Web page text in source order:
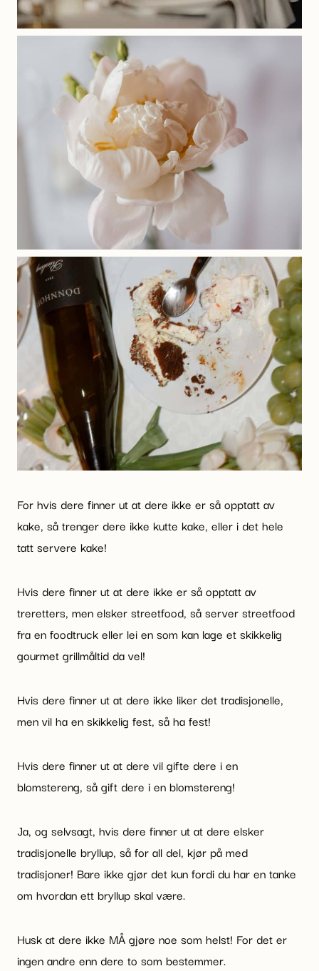
For hvis dere finner ut at dere ikke er så opptatt av
kake, så trenger dere ikke kutte kake, eller i det hele
tatt servere kake!
Hvis dere finner ut at dere ikke er så opptatt av
treretters, men elsker streetfood, så server streetfood
fra en foodtruck eller lei en som kan lage et skikkelig
gourmet grillmåltid da vel!
Hvis dere finner ut at dere ikke liker det tradisjonelle,
men vil ha en skikkelig fest, så ha fest!
Hvis dere finner ut at dere vil gifte dere i en
blomstereng, så gift dere i en blomstereng!
Ja, og selvsagt, hvis dere finner ut at dere elsker
tradisjonelle bryllup, så for all del, kjør på med
tradisjoner! Bare ikke gjør det kun fordi du har en tanke
om hvordan ett bryllup skal være.
Husk at dere ikke MÅ gjøre noe som helst! For det er
ingen andre enn dere to som bestemmer.